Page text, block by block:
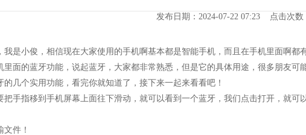
发布日期：2024-07-22 07:23 点击次数
我是小俊，相信现在大家使用的手机啊基本都是智能手机，而且在手机里面啊
里面的蓝牙功能，说起蓝牙，大家都非常熟悉，但是它的具体用途，很多朋友
的几个实用功能，看完你就知道了，接下来一起来看看吧！
把手指移到手机屏幕上面往下滑动，就可以看到一个蓝牙，我们点击打开，就可
文件！